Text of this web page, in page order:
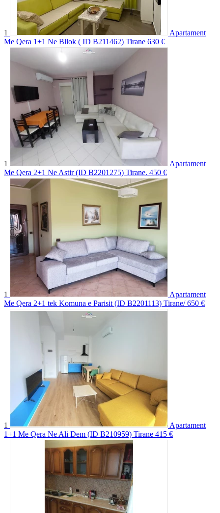
1
Apartament
Me Qera 1+1 Ne Bllok ( ID B211462) Tirane 630 €
1
Apartament
Me Qera 2+1 Ne Astir (ID B2201275) Tirane. 450 €
1
Apartament
Me Qera 2+1 tek Komuna e Parisit (ID B2201113) Tirane/ 650 €
1
Apartament
1+1 Me Qera Ne Ali Dem (ID B210959) Tirane 415 €